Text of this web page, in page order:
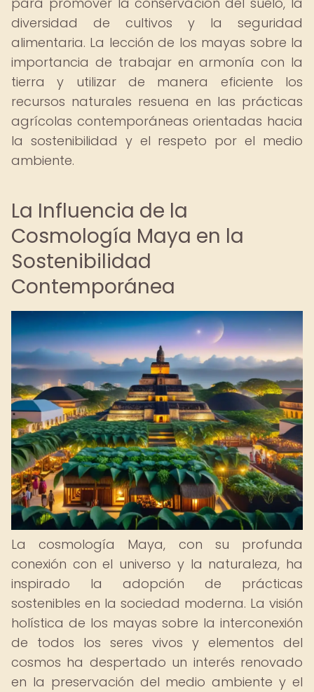
diversidad de cultivos y la seguridad
alimentaria. La lección de los mayas sobre la
importancia de trabajar en armonía con la
tierra y utilizar de manera eficiente los
recursos naturales resuena en las prácticas
agrícolas contemporáneas orientadas hacia
la sostenibilidad y el respeto por el medio
ambiente.
La Influencia de la
Cosmología Maya en la
Sostenibilidad
Contemporánea
La cosmología Maya, con su profunda
conexión con el universo y la naturaleza, ha
inspirado la adopción de prácticas
sostenibles en la sociedad moderna. La visión
holística de los mayas sobre la interconexión
de todos los seres vivos y elementos del
cosmos ha despertado un interés renovado
en la preservación del medio ambiente y el